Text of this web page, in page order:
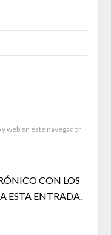
web en este navegador
CON LOS
ESTA ENTRADA.